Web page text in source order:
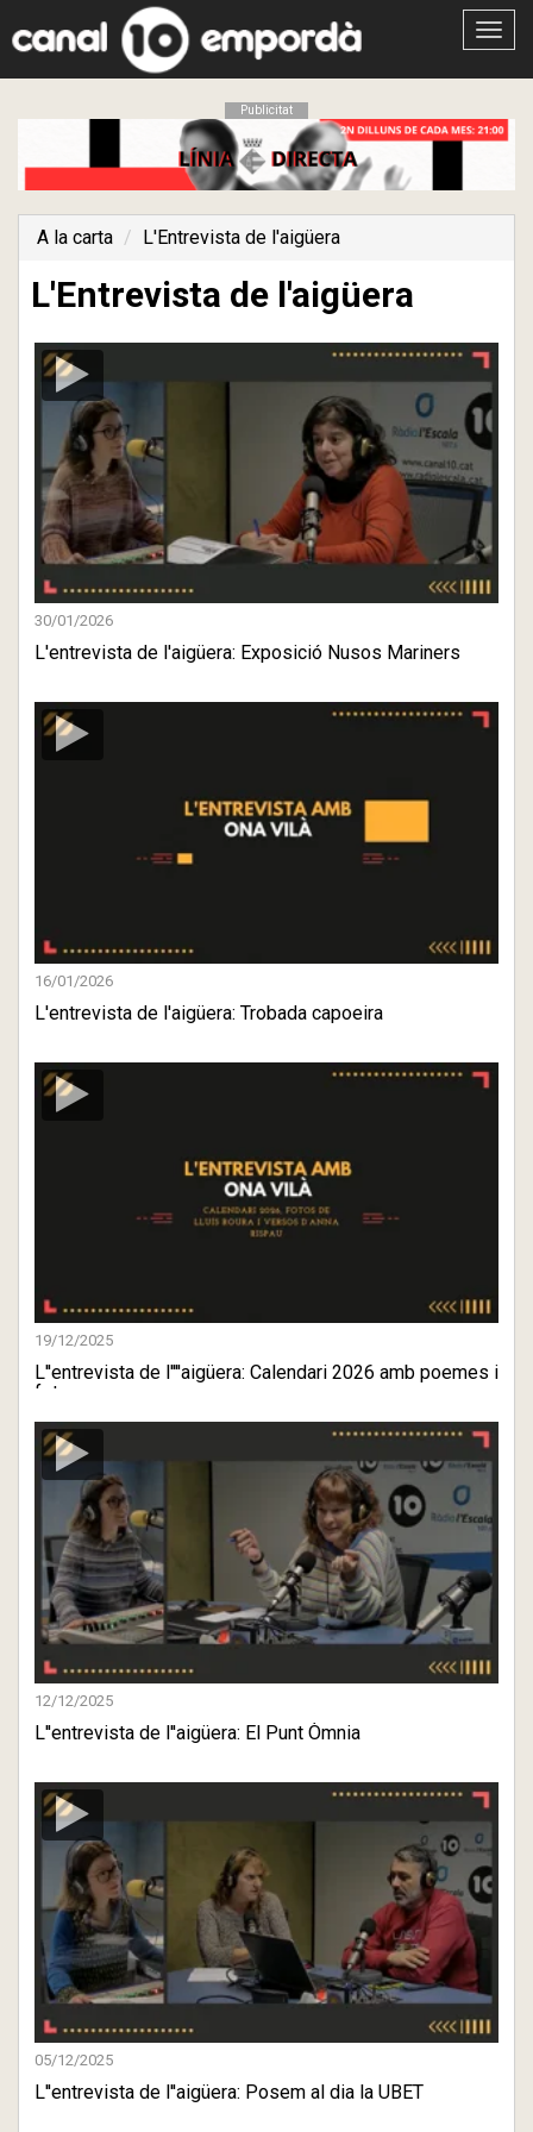
Obrir
Publicitat
A la carta L'Entrevista de l'aigüera
L'Entrevista de l'aigüera
30/01/2026
L'entrevista de l'aigüera: Exposició Nusos Mariners
16/01/2026
L'entrevista de l'aigüera: Trobada capoeira
19/12/2025
L''entrevista de l''''aigüera: Calendari 2026 amb poemes i
fot ...
12/12/2025
L''entrevista de l''aigüera: El Punt Òmnia
05/12/2025
L''entrevista de l''aigüera: Posem al dia la UBET